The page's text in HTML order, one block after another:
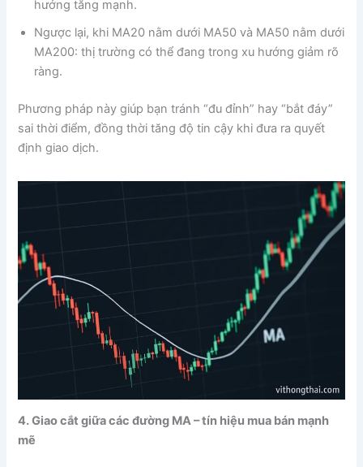
hướng tăng mạnh.
Ngược lại, khi MA20 nằm dưới MA50 và MA50 nằm dưới
MA200: thị trường có thể đang trong xu hướng giảm rõ
ràng.
Phương pháp này giúp bạn tránh “đu đỉnh” hay “bắt đáy”
sai thời điểm, đồng thời tăng độ tin cậy khi đưa ra quyết
định giao dịch.
4. Giao cắt giữa các đường MA – tín hiệu mua bán mạnh
mẽ